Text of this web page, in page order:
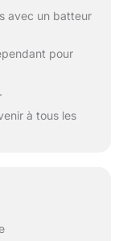
avec un batteur
pour
à tous les